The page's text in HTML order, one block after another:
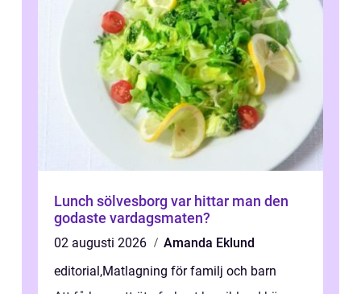
Lunch sölvesborg var hittar man den
godaste vardagsmaten?
02 augusti 2026
Amanda Eklund
editorial,Matlagning för familj och barn